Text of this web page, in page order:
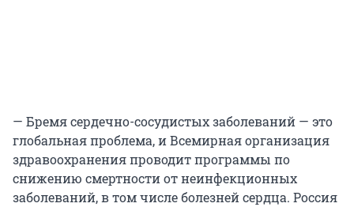
— Бремя сердечно-сосудистых заболеваний — это
глобальная проблема, и Всемирная организация
здравоохранения проводит программы по
снижению смертности от неинфекционных
заболеваний, в том числе болезней сердца. Россия